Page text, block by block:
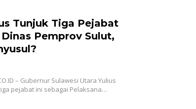
Tunjuk Tiga Pejabat
Pemprov Sulut,
– Gubernur Sulawesi Utara Yulius
pejabat ini sebagai Pelaksana…